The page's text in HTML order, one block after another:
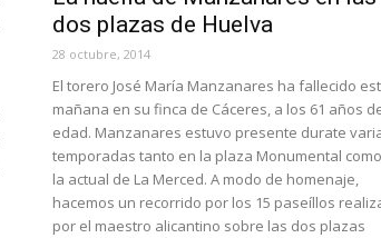
dos plazas de Huelva
28 octubre, 2014
El torero José María Manzanares ha fallecido
mañana en su finca de Cáceres, a los 61 años
edad. Manzanares estuvo presente durate
temporadas tanto en la plaza Monumental
la actual de La Merced. A modo de homenaje,
hacemos un recorrido por los 15 paseíllos
por el maestro alicantino sobre las dos plazas